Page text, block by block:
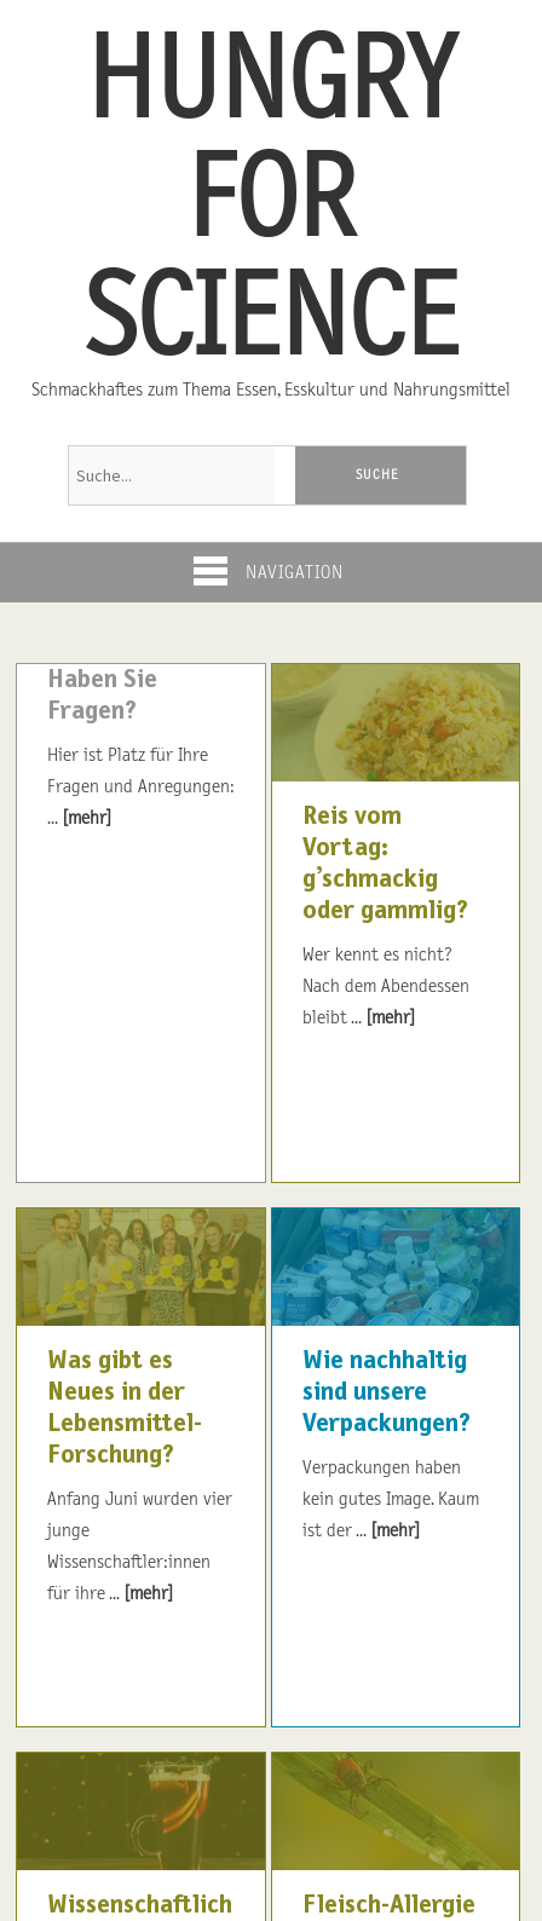
HUNGRY
FOR
SCIENCE
Schmackhaftes zum Thema Essen, Esskultur und Nahrungsmittel
NAVIGATION
Haben Sie
Fragen?
Hier ist Platz für Ihre
Fragen und Anregungen:
... [mehr]
Reis vom
Vortag:
g’schmackig
oder gammlig?
Wer kennt es nicht?
Nach dem Abendessen
bleibt ... [mehr]
Was gibt es
Neues in der
Lebensmittel-
Forschung?
Anfang Juni wurden vier
junge
Wissenschaftler:innen
für ihre ... [mehr]
Wie nachhaltig
sind unsere
Verpackungen?
Verpackungen haben
kein gutes Image. Kaum
ist der ... [mehr]
Wissenschaftlich
Fleisch-Allergie